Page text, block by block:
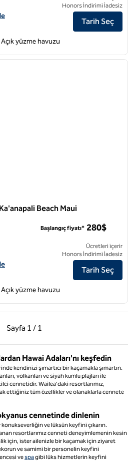
Maui Bay Villas için otel detaylarını
Honors İndirimi İadesiz
Tarih Seç
Açık yüzme havuzu
Beach Maui
Beach Maui için otel detaylarını
Başlangıç fiyatı* 280$
Ücretleri içerir
Honors İndirimi İadesiz
Tarih Seç
Açık yüzme havuzu
Sayfa 1 / 1
Sayfa, 1 / 1
Sayfa 1 / 1
Hawai Adaları'nı keşfedin
kendinizi şımartıcı bir kaçamakla şımartın.
volkanları ve siyah kumlu plajları ile
cennetidir. Wailea'daki resortlarımız,
ettiğiniz tüm özellikler ve olanaklarla cennete
cennetinde dinlenin
ve lüksün keyfini çıkarın.
resortlarımız cenneti deneyimlemenin kesin
için, ister ailenizle bir kaçamak için ziyaret
ve samimi bir personelin keyfini
vespagibi lüks hizmetlerin keyfini